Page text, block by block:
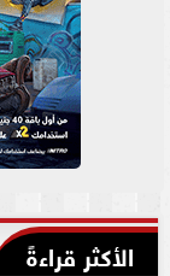
الأكثر قراءةً